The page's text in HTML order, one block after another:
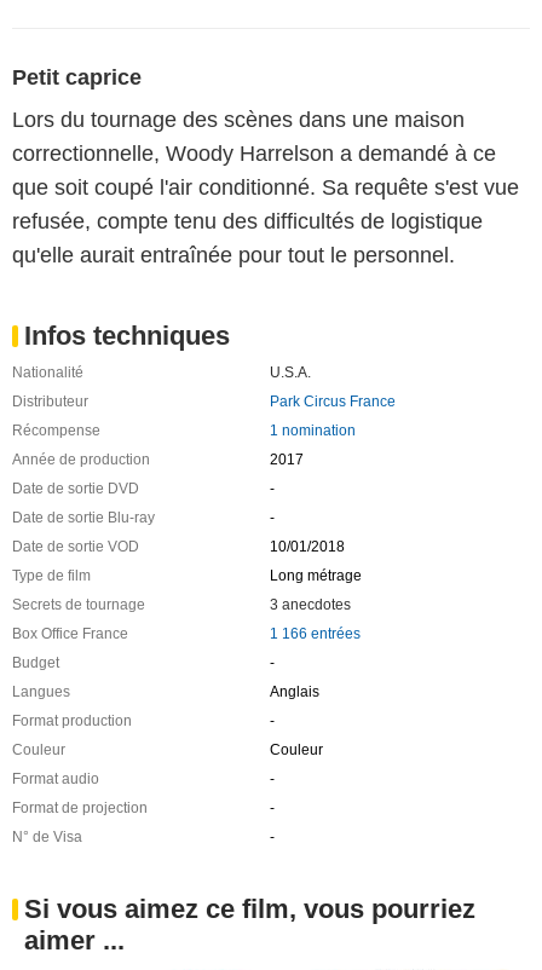
Petit caprice
Lors du tournage des scènes dans une maison
correctionnelle, Woody Harrelson a demandé à ce
que soit coupé l'air conditionné. Sa requête s'est vue
refusée, compte tenu des difficultés de logistique
qu'elle aurait entraînée pour tout le personnel.
Infos techniques
Nationalité
U.S.A.
Distributeur
Park Circus France
Récompense
1 nomination
Année de production
2017
Date de sortie DVD
-
Date de sortie Blu-ray
-
Date de sortie VOD
10/01/2018
Type de film
Long métrage
Secrets de tournage
3 anecdotes
Box Office France
1 166 entrées
Budget
-
Langues
Anglais
Format production
-
Couleur
Couleur
Format audio
-
Format de projection
-
N° de Visa
-
Si vous aimez ce film, vous pourriez
aimer ...